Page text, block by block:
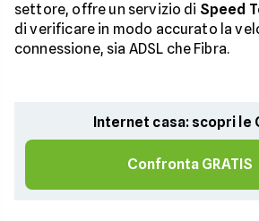
settore, offre un servizio di Speed
di verificare in modo accurato la
connessione, sia ADSL che Fibra.
Internet casa: scopri le
Confronta GRATIS